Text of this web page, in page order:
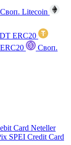
Своп. Litecoin
ERC20
Своп.
Card Neteller
SPEI Credit Card